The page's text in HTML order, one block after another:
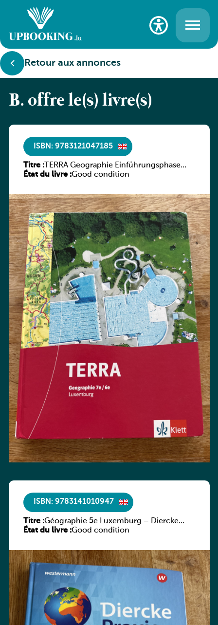
Retour aux annonces
B. offre le(s) livre(s)
ISBN: 9783121047185
Titre :TERRA Geographie Einführungsphase
Oberstufe Nordrhein-Westfalen
État du livre :Good condition
ISBN: 9783141010947
Titre :Géographie 5e Luxemburg – Diercke
Praxis
État du livre :Good condition